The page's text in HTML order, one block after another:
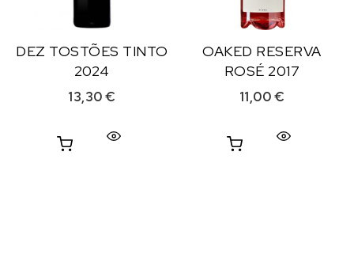
DEZ TOSTÕES TINTO
2024
13,30€
OAKED RESERVA
ROSÉ 2017
11,00€